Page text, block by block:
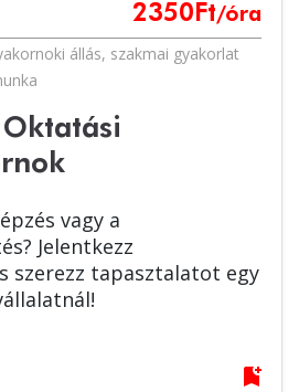
2350 Ft/óra
állás, szakmai gyakorlat
Oktatási
vagy a
Jelentkezz
szerezz tapasztalatot egy
bookmark_add